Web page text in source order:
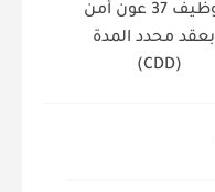
توظيف 37 عون أمن
بعقد محدد المدة
(CDD)